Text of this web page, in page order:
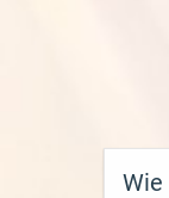
Wie